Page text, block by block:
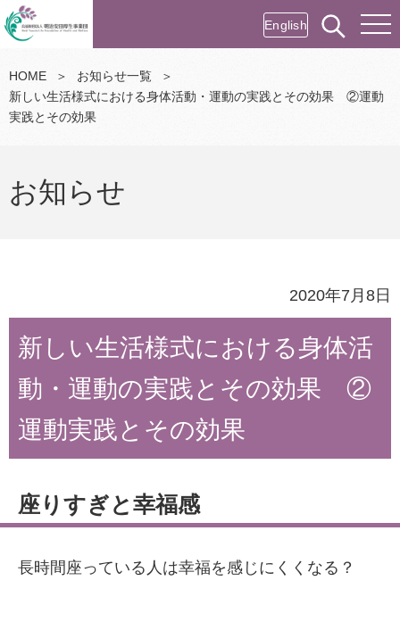
English
HOME ＞ お知らせ一覧
＞
新しい生活様式における身体活動・運動の実践とその効果 ②運動
実践とその効果
お知らせ
2020年7月8日
新しい生活様式における身体活
動・運動の実践とその効果 ②
運動実践とその効果
座りすぎと幸福感
長時間座っている人は幸福を感じにくくなる？